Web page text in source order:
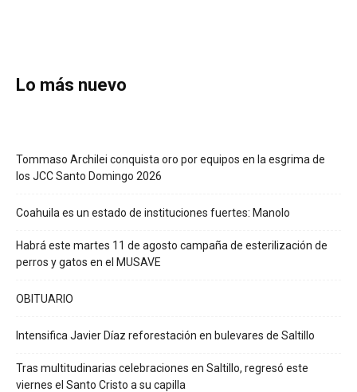
Lo más nuevo
Tommaso Archilei conquista oro por equipos en la esgrima de
los JCC Santo Domingo 2026
Coahuila es un estado de instituciones fuertes: Manolo
Habrá este martes 11 de agosto campaña de esterilización de
perros y gatos en el MUSAVE
OBITUARIO
Intensifica Javier Díaz reforestación en bulevares de Saltillo
Tras multitudinarias celebraciones en Saltillo, regresó este
viernes el Santo Cristo a su capilla